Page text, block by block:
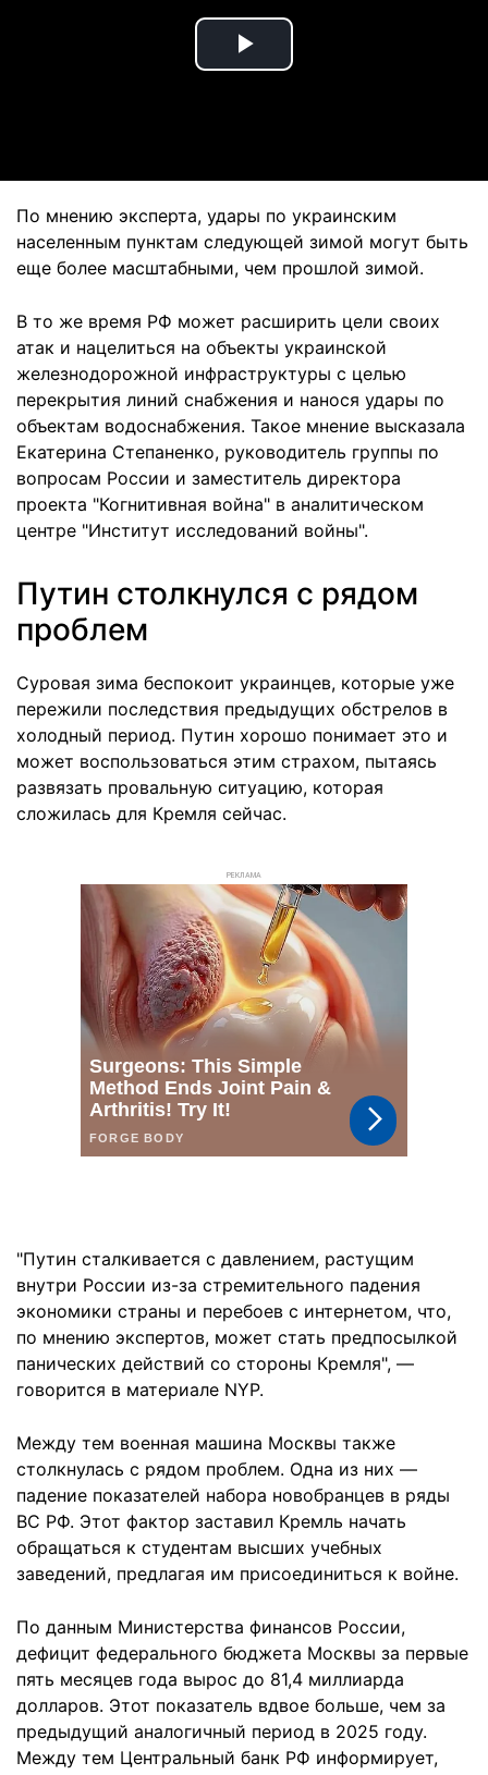
Play
По мнению эксперта, удары по украинским
населенным пунктам следующей зимой могут быть
еще более масштабными, чем прошлой зимой.
В то же время РФ может расширить цели своих
атак и нацелиться на объекты украинской
железнодорожной инфраструктуры с целью
перекрытия линий снабжения и нанося удары по
объектам водоснабжения. Такое мнение высказала
Екатерина Степаненко, руководитель группы по
вопросам России и заместитель директора
проекта "Когнитивная война" в аналитическом
центре "Институт исследований войны".
Путин столкнулся с рядом
проблем
Суровая зима беспокоит украинцев, которые уже
пережили последствия предыдущих обстрелов в
холодный период. Путин хорошо понимает это и
может воспользоваться этим страхом, пытаясь
развязать провальную ситуацию, которая
сложилась для Кремля сейчас.
РЕКЛАМА
"Путин сталкивается с давлением, растущим
внутри России из-за стремительного падения
экономики страны и перебоев с интернетом, что,
по мнению экспертов, может стать предпосылкой
панических действий со стороны Кремля", —
говорится в материале NYP.
Между тем военная машина Москвы также
столкнулась с рядом проблем. Одна из них —
падение показателей набора новобранцев в ряды
ВС РФ. Этот фактор заставил Кремль начать
обращаться к студентам высших учебных
заведений, предлагая им присоединиться к войне.
По данным Министерства финансов России,
дефицит федерального бюджета Москвы за первые
пять месяцев года вырос до 81,4 миллиарда
долларов. Этот показатель вдвое больше, чем за
предыдущий аналогичный период в 2025 году.
Между тем Центральный банк РФ информирует,